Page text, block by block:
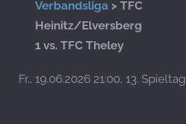
Verbandsliga > TFC
Heinitz/Elversberg
1 vs. TFC Theley
Fr., 19.06.2026 21:00, 13. Spieltag